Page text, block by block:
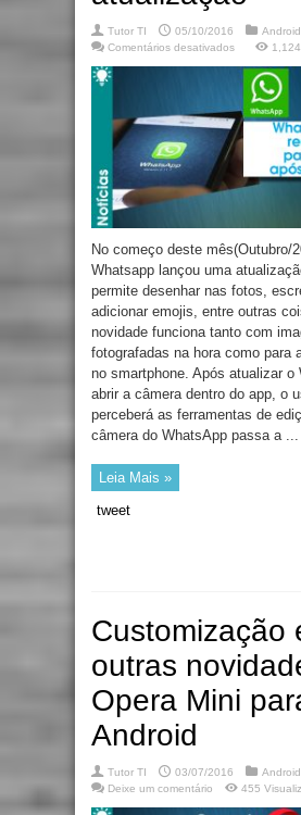
Tutor TI 05/10/2016 Android
Comentários desativados
trouxe
recursos
novos
para
a
câmera
após
atualização
No começo deste mês(Outubro/
Whatsapp lançou uma
permite desenhar nas fotos,
adicionar emojis, entre outras
novidade funciona tanto com
fotografadas na hora como para
no smartphone. Após atualizar o
abrir a câmera dentro do app, o
perceberá as ferramentas de
câmera do WhatsApp passa a ...
Leia Mais »
tweet
Customização
outras
Opera Mini
Android
Tutor TI 03/07/2016 Android
Deixe um comentário
455